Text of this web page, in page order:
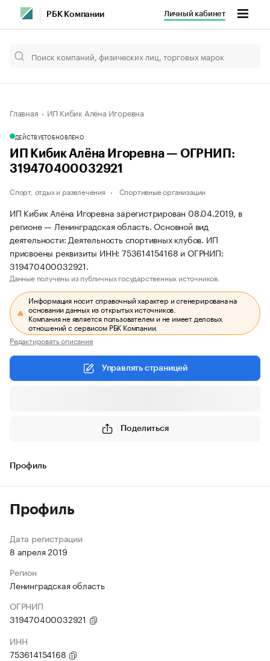
РБК Компании Личный кабинет
Главная ИП Кибик Алёна Игоревна
ДЕЙСТВУЕТОБНОВЛЕНО
ИП Кибик Алёна Игоревна — ОГРНИП:
319470400032921
Спорт, отдых и развлечения Спортивные организации
ИП Кибик Алёна Игоревна зарегистрирован 08.04.2019, в
регионе — Ленинградская область. Основной вид
деятельности: Деятельность спортивных клубов. ИП
присвоены реквизиты ИНН: 753614154168 и ОГРНИП:
319470400032921.
Данные получены из публичных государственных источников.
Информация носит справочный характер и сгенерирована на
основании данных из открытых источников.
Компания не является пользователем и не имеет деловых
отношений с сервисом РБК Компании.
Редактировать описание
Управлять страницей
Поделиться
Профиль
Профиль
Дата регистрации
8 апреля 2019
Регион
Ленинградская область
ОГРНИП
319470400032921
ИНН
753614154168